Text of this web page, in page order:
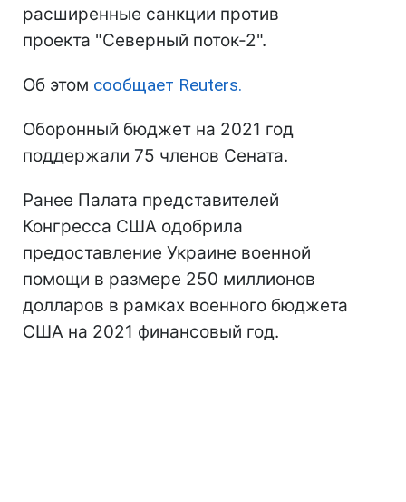
расширенные санкции против
проекта "Северный поток-2".
Об этом сообщает Reuters.
Оборонный бюджет на 2021 год
поддержали 75 членов Сената.
Ранее Палата представителей
Конгресса США одобрила
предоставление Украине военной
помощи в размере 250 миллионов
долларов в рамках военного бюджета
США на 2021 финансовый год.